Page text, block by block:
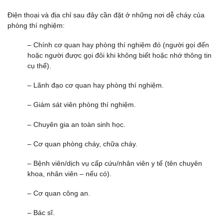
Điện thoại và địa chỉ sau đây cần đặt ở những nơi dễ cháy của
phòng thí nghiệm:
– Chính cơ quan hay phòng thí nghiệm đó (người gọi đến
hoặc người được gọi đôi khi không biết hoặc nhớ thông tin
cụ thể).
– Lãnh đạo cơ quan hay phòng thí nghiệm.
– Giám sát viên phòng thí nghiệm.
– Chuyên gia an toàn sinh học.
– Cơ quan phòng cháy, chữa cháy.
– Bệnh viên/dịch vụ cấp cứu/nhân viên y tế (tên chuyên
khoa, nhân viên – nếu có).
– Cơ quan công an.
– Bác sĩ.